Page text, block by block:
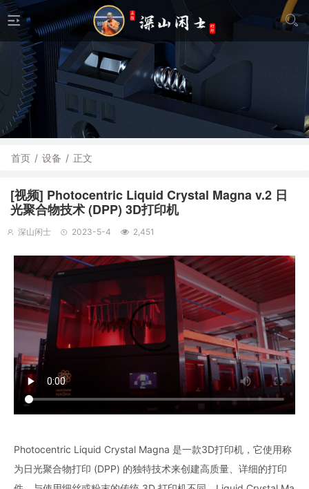
首页 / 设备 / 正文
[视频] Photocentric Liquid Crystal Magna v.2 日
光聚合物技术 (DPP) 3D打印机
深山闲士 2023-5-4 2,451
Photocentric Liquid Crystal Magna 是一款3D打印机，它使用称
为日光聚合物打印 (DPP) 的独特技术来创建高质量、详细的打印